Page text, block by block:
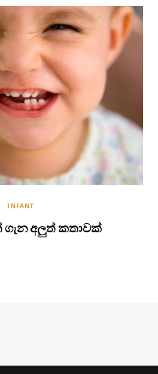
INFANT
ගැන අලුත් කතාවක්